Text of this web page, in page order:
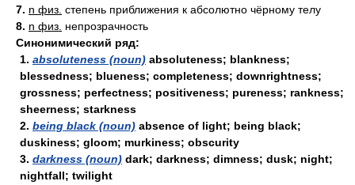
7. n физ. степень приближения к абсолютно чёрному телу
8. n физ. непрозрачность
Синонимический ряд:
1. absoluteness (noun) absoluteness; blankness;
blessedness; blueness; completeness; downrightness;
grossness; perfectness; positiveness; pureness; rankness;
sheerness; starkness
2. being black (noun) absence of light; being black;
duskiness; gloom; murkiness; obscurity
3. darkness (noun) dark; darkness; dimness; dusk; night;
nightfall; twilight